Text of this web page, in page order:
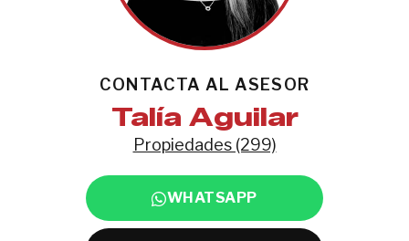
CONTACTA AL ASESOR
Talía Aguilar
Propiedades (299)
WHATSAPP